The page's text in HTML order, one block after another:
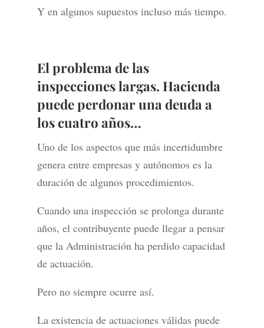
Y en algunos supuestos incluso más tiempo.
El problema de las
inspecciones largas. Hacienda
puede perdonar una deuda a
los cuatro años…
Uno de los aspectos que más incertidumbre
genera entre empresas y autónomos es la
duración de algunos procedimientos.
Cuando una inspección se prolonga durante
años, el contribuyente puede llegar a pensar
que la Administración ha perdido capacidad
de actuación.
Pero no siempre ocurre así.
La existencia de actuaciones válidas puede